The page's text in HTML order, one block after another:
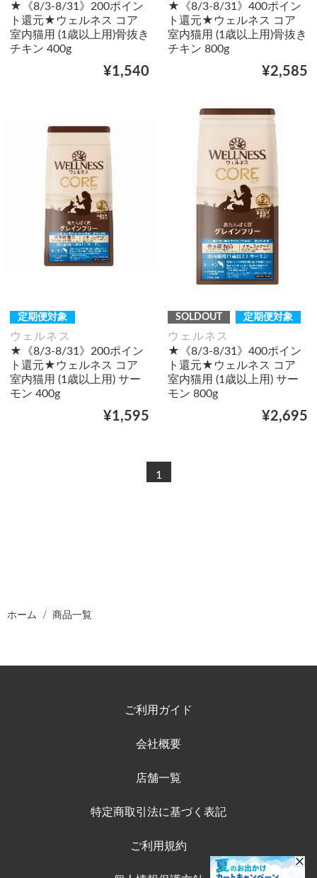
★《8/3-8/31》200ポイン
ト還元★ウェルネス コア
室内猫用 (1歳以上用)骨抜き
チキン 400g
¥1,540
★《8/3-8/31》400ポイン
ト還元★ウェルネス コア
室内猫用 (1歳以上用)骨抜き
チキン 800g
¥2,585
定期便対象
ウェルネス
★《8/3-8/31》200ポイン
ト還元★ウェルネス コア
室内猫用 (1歳以上用) サー
モン 400g
¥1,595
SOLDOUT 定期便対象
ウェルネス
★《8/3-8/31》400ポイン
ト還元★ウェルネス コア
室内猫用 (1歳以上用) サー
モン 800g
¥2,695
1
ホーム 商品一覧
ご利用ガイド
会社概要
店舗一覧
特定商取引法に基づく表記
ご利用規約